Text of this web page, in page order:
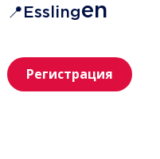
📍Esslingen
Регистрация